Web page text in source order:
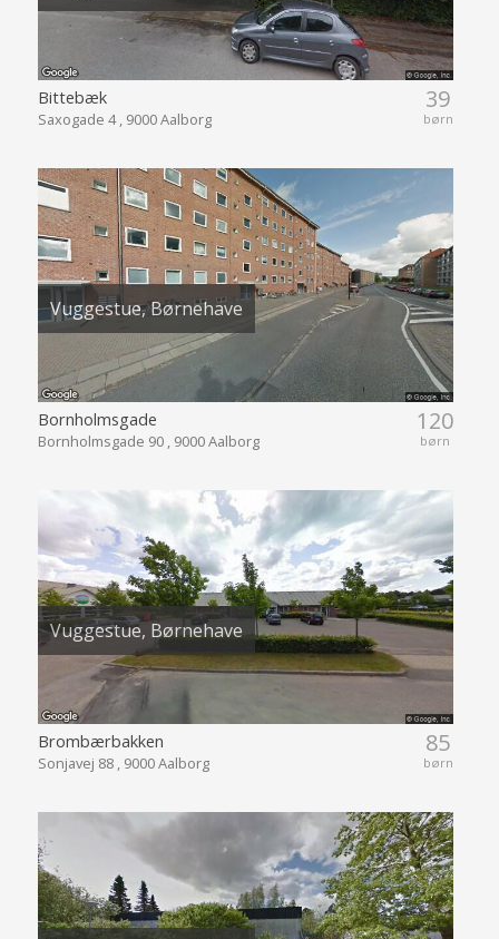
39
børn
Bittebæk
Saxogade 4 , 9000 Aalborg
Vuggestue, Børnehave
120
børn
Bornholmsgade
Bornholmsgade 90 , 9000 Aalborg
Vuggestue, Børnehave
85
børn
Brombærbakken
Sonjavej 88 , 9000 Aalborg